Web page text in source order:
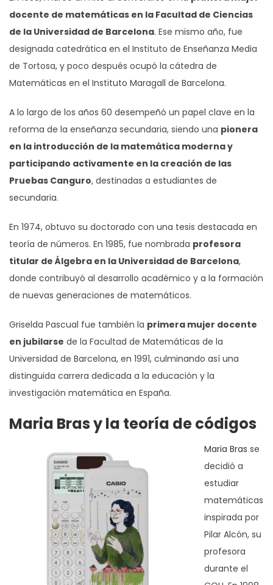
docente de matemáticas en la Facultad de Ciencias
de la Universidad de Barcelona. Ese mismo año, fue
designada catedrática en el Instituto de Enseñanza Media
de Tortosa, y poco después ocupó la cátedra de
Matemáticas en el Instituto Maragall de Barcelona.
A lo largo de los años 60 desempeñó un papel clave en la
reforma de la enseñanza secundaria, siendo una pionera
en la introducción de la matemática moderna y
participando activamente en la creación de las
Pruebas Canguro, destinadas a estudiantes de
secundaria.
En 1974, obtuvo su doctorado con una tesis destacada en
teoría de números. En 1985, fue nombrada profesora
titular de Álgebra en la Universidad de Barcelona,
donde contribuyó al desarrollo académico y a la formación
de nuevas generaciones de matemáticos.
Griselda Pascual fue también la primera mujer docente
en jubilarse de la Facultad de Matemáticas de la
Universidad de Barcelona, en 1991, culminando así una
distinguida carrera dedicada a la educación y la
investigación matemática en España.
Maria Bras y la teoría de códigos
Maria Bras se
decidió a
estudiar
matemáticas
inspirada por
Pilar Alcón, su
profesora
durante el